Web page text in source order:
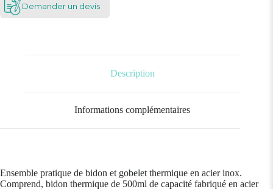
Demander un devis
Description
Informations complémentaires
Ensemble pratique de bidon et gobelet thermique en acier inox.
Comprend, bidon thermique de 500ml de capacité fabriqué en acier